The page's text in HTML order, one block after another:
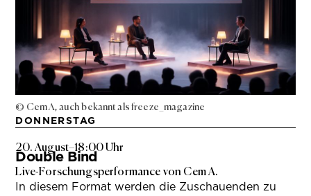
© Cem A, auch bekannt als freeze_magazine
DONNERSTAG
20. August–18:00 Uhr
Double Bind
Live-Forschungsperformance von Cem A.
In diesem Format werden die Zuschauenden zu